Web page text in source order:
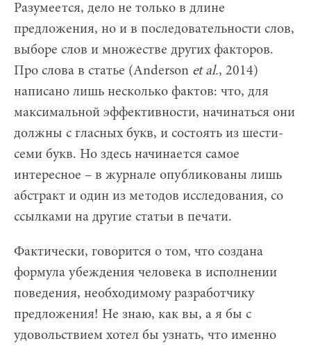
Разумеется, дело не только в длине
предложения, но и в последовательности слов,
выборе слов и множестве других факторов.
Про слова в статье (Anderson et al., 2014)
написано лишь несколько фактов: что, для
максимальной эффективности, начинаться они
должны с гласных букв, и состоять из шести-
семи букв. Но здесь начинается самое
интересное – в журнале опубликованы лишь
абстракт и один из методов исследования, со
ссылками на другие статьи в печати.
Фактически, говорится о том, что создана
формула убеждения человека в исполнении
поведения, необходимому разработчику
предложения! Не знаю, как вы, а я бы с
удовольствием хотел бы узнать, что именно